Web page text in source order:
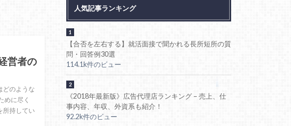
営者の
どのような
めに尽く
所持してい
人気記事ランキング
【合否を左右する】就活面接で聞かれる長所短所の質
問・回答例30選
114.1k件のビュー
《2018年最新版》広告代理店ランキング – 売上、仕
事内容、年収、外資系も紹介！
92.2k件のビュー